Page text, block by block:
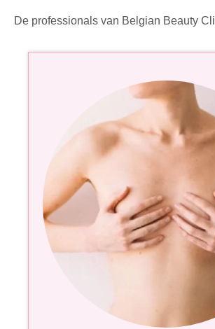
De professionals van Belgian Beauty